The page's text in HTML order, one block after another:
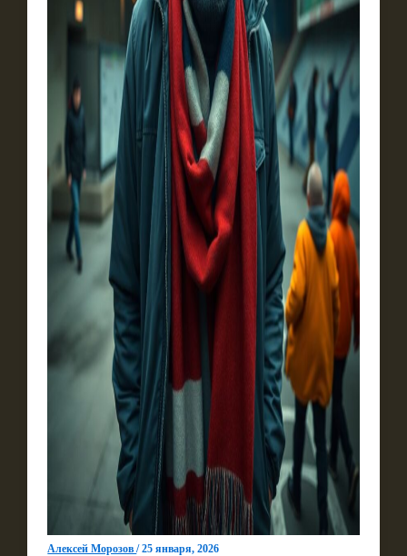
Алексей Морозов/25 января, 2026